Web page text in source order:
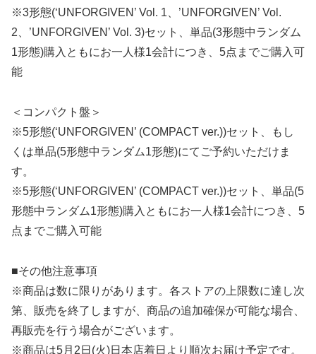
※3形態(‘UNFORGIVEN’ Vol. 1、’UNFORGIVEN’ Vol.
2、’UNFORGIVEN’ Vol. 3)セット、単品(3形態中ランダム
1形態)購入ともにお一人様1会計につき、5点までご購入可
能
＜コンパクト盤＞
※5形態(‘UNFORGIVEN’ (COMPACT ver.))セット、もし
くは単品(5形態中ランダム1形態)にてご予約いただけま
す。
※5形態(‘UNFORGIVEN’ (COMPACT ver.))セット、単品(5
形態中ランダム1形態)購入ともにお一人様1会計につき、5
点までご購入可能
■その他注意事項
※商品は数に限りがあります。各ストアの上限数に達し次
第、販売を終了しますが、商品の追加確保が可能な場合、
再販売を行う場合がございます。
※商品は5月2日(火)日本店着日より順次お届け予定です。